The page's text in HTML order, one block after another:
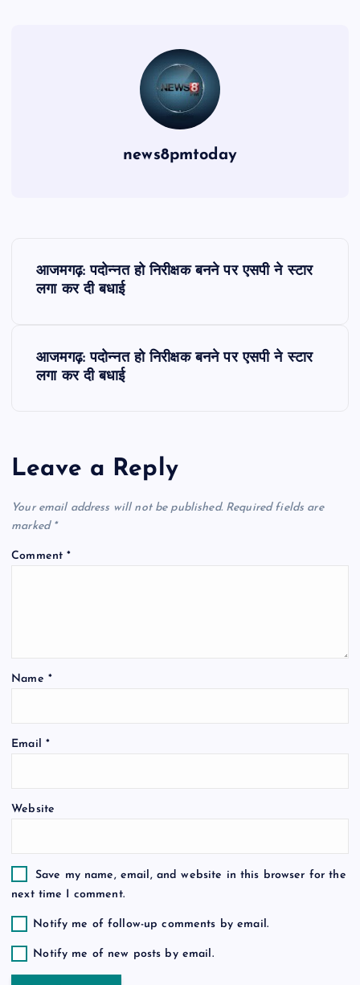
news8pmtoday
a
v
i
i
o
आजमगढ़: पदोन्नत हो निरीक्षक बनने पर एसपी ने स्टार
लगा कर दी बधाई
आजमगढ़: पदोन्नत हो निरीक्षक बनने पर एसपी ने स्टार
लगा कर दी बधाई
Leave a Reply
Your email address will not be published. Required fields are
marked *
Comment*
Name *
Email *
Website
Save my name, email, and website in this browser for the
next time I comment.
Notify me of follow-up comments by email.
Notify me of new posts by email.